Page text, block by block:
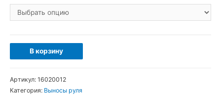
Количество
товара
FR200
В корзину
Артикул: 16020012
Категория: Выносы руля